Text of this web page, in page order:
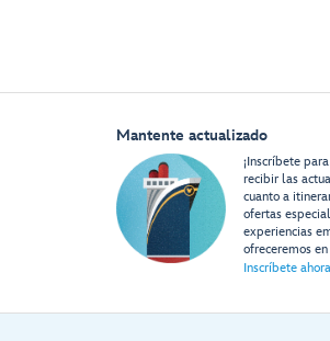
Mantente actualizado
¡Inscríbete
recibir las
cuanto a
ofertas
experiencias
ofreceremos
Inscríbete ahora